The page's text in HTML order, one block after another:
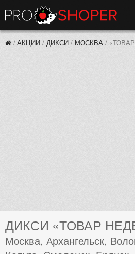
/ АКЦИИ / ДИКСИ / МОСКВА /
ДИКСИ «ТОВАР
Москва, Архангельск,